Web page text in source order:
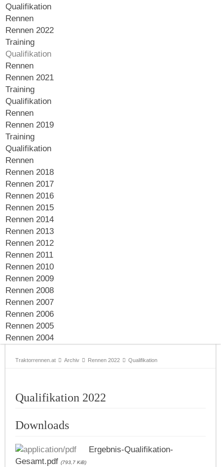
Qualifikation
Rennen
Rennen 2022
Training
Qualifikation
Rennen
Rennen 2021
Training
Qualifikation
Rennen
Rennen 2019
Training
Qualifikation
Rennen
Rennen 2018
Rennen 2017
Rennen 2016
Rennen 2015
Rennen 2014
Rennen 2013
Rennen 2012
Rennen 2011
Rennen 2010
Rennen 2009
Rennen 2008
Rennen 2007
Rennen 2006
Rennen 2005
Rennen 2004
Traktorrennen.at Archiv Rennen 2022 Qualifikation
Qualifikation 2022
Downloads
Ergebnis-Qualifikation-
Gesamt.pdf(793,7 KiB)